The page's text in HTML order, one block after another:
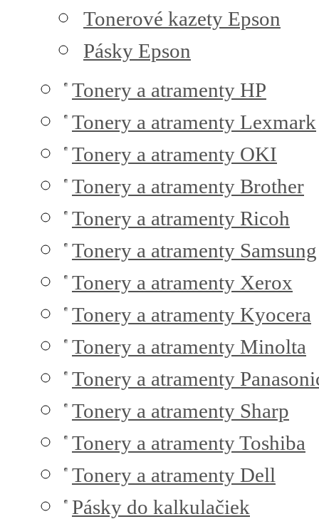
Tonerové kazety Epson
Pásky Epson
Tonery a atramenty HP
Tonery a atramenty Lexmark
Tonery a atramenty OKI
Tonery a atramenty Brother
Tonery a atramenty Ricoh
Tonery a atramenty Samsung
Tonery a atramenty Xerox
Tonery a atramenty Kyocera
Tonery a atramenty Minolta
Tonery a atramenty
Tonery a atramenty Sharp
Tonery a atramenty Toshiba
Tonery a atramenty Dell
Pásky do kalkulačiek